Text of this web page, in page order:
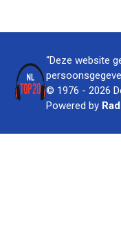
“Deze website
© 1976 - 2026
Powered by